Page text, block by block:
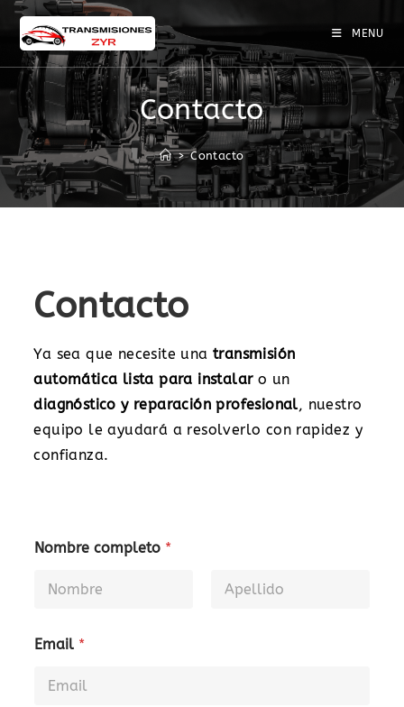
MENU
Contacto
> Contacto
Contacto
Ya sea que necesite unatransmisión
automática lista para instalaro un
diagnóstico y reparación profesional, nuestro
equipo le ayudará a resolverlo con rapidez y
confianza.
Nombre completo *
Email *